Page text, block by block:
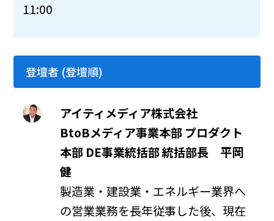
11:00
登壇者 (登壇順)
アイティメディア株式会社
BtoBメディア事業本部 プロダクト
本部 DE事業統括部 統括部長 平岡
健
製造業・建設業・エネルギー業界へ
の営業業務を長年従事した後、現在